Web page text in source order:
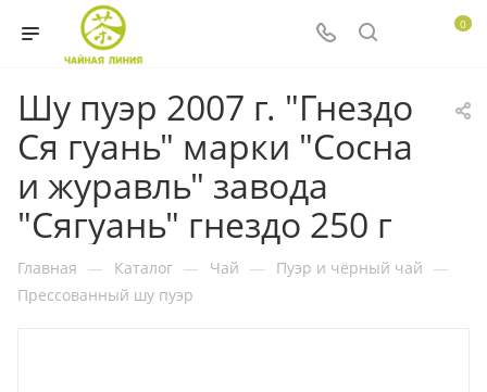
0
Шу пуэр 2007 г. "Гнездо
Ся гуань" марки "Сосна
и журавль" завода
"Сягуань" гнездо 250 г
Главная — Каталог — Чай — Пуэр и чёрный чай —
Прессованный шу пуэр